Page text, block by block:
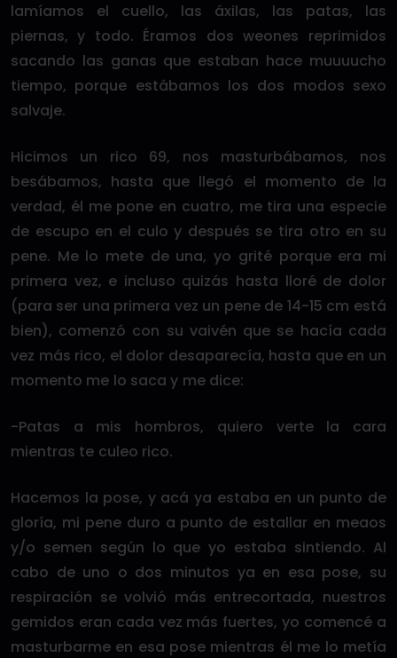
lamíamos el cuello, las áxilas, las patas, las
piernas, y todo. Éramos dos weones reprimidos
sacando las ganas que estaban hace muuuucho
tiempo, porque estábamos los dos modos sexo
salvaje.
Hicimos un rico 69, nos masturbábamos, nos
besábamos, hasta que llegó el momento de la
verdad, él me pone en cuatro, me tira una especie
de escupo en el culo y después se tira otro en su
pene. Me lo mete de una, yo grité porque era mi
primera vez, e incluso quizás hasta lloré de dolor
(para ser una primera vez un pene de 14-15 cm está
bien), comenzó con su vaivén que se hacía cada
vez más rico, el dolor desaparecía, hasta que en un
momento me lo saca y me dice:
-Patas a mis hombros, quiero verte la cara
mientras te culeo rico.
Hacemos la pose, y acá ya estaba en un punto de
gloría, mi pene duro a punto de estallar en meaos
y/o semen según lo que yo estaba sintiendo. Al
cabo de uno o dos minutos ya en esa pose, su
respiración se volvió más entrecortada, nuestros
gemidos eran cada vez más fuertes, yo comencé a
masturbarme en esa pose mientras él me lo metía